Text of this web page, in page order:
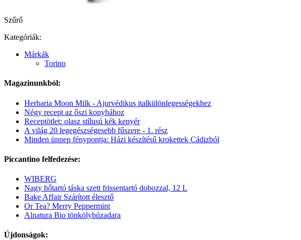
Szűrő
Kategóriák:
Márkák
Torino
Magazinunkból:
Herbaria Moon Milk - Ajurvédikus italkülönlegességekhez
Négy recept az őszi konyhához
Receptötlet: olasz stílusú kék kenyér
A világ 20 legegészségesebb fűszere - 1. rész
Minden ünnep fénypontja: Házi készítésű krokettek Cádizból
Piccantino felfedezése:
WIBERG
Nagy hőtartó táska szett frissentartó dobozzal, 12 L
Bake Affair Szárított élesztő
Or Tea? Merry Peppermint
Alnatura Bio tönkölybúzadara
Újdonságok: